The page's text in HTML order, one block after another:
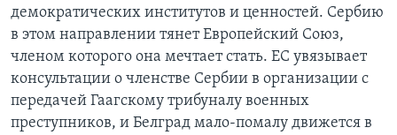
демократических институтов и ценностей. Сербию
в этом направлении тянет Европейский Союз,
членом которого она мечтает стать. ЕС увязывает
консультации о членстве Сербии в организации с
передачей Гаагскому трибуналу военных
преступников, и Белград мало-помалу движется в